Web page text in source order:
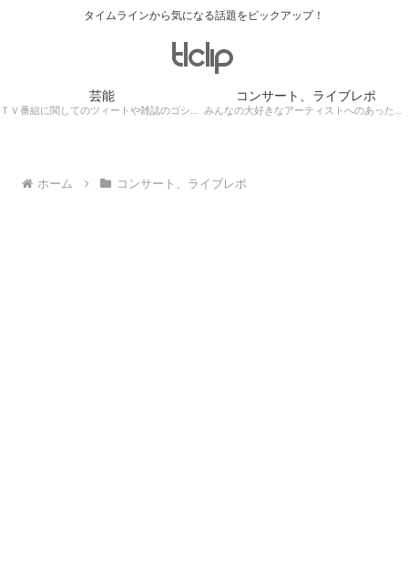
タイムラインから気になる話題をピックアップ！
芸能
ＴＶ番組に関してのツィートや雑誌のゴシップ記事、芸能人目撃情報・ロケ現場遭遇・・・
コンサート、ライブレポ
みんなの大好きなアーティストへのあったかぁ～い思いをツイッターレポートに保存！
ホーム コンサート、ライブレポ